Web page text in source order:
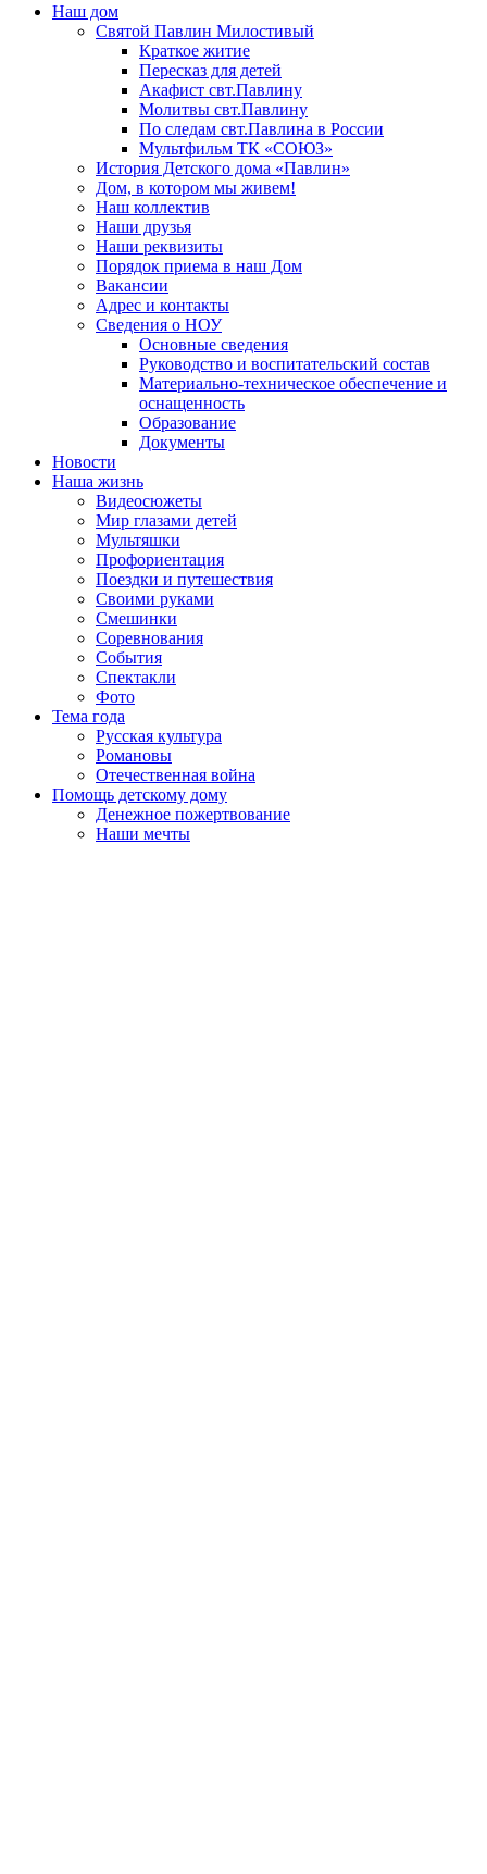
Наш дом
Святой Павлин Милостивый
Краткое житие
Пересказ для детей
Акафист свт.Павлину
Молитвы свт.Павлину
По следам свт.Павлина в России
Мультфильм ТК «СОЮЗ»
История Детского дома «Павлин»
Дом, в котором мы живем!
Наш коллектив
Наши друзья
Наши реквизиты
Порядок приема в наш Дом
Вакансии
Адрес и контакты
Сведения о НОУ
Основные сведения
Руководство и воспитательский состав
Материально-техническое обеспечение и
оснащенность
Образование
Документы
Новости
Наша жизнь
Видеосюжеты
Мир глазами детей
Мультяшки
Профориентация
Поездки и путешествия
Своими руками
Смешинки
Соревнования
События
Спектакли
Фото
Тема года
Русская культура
Романовы
Отечественная война
Помощь детскому дому
Денежное пожертвование
Наши мечты